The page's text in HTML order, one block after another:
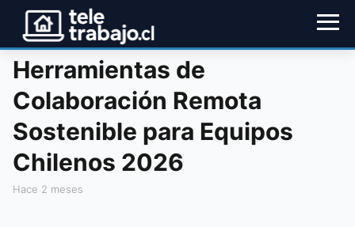
Herramientas de
Colaboración Remota
Sostenible para Equipos
Chilenos 2026
hace 2 meses